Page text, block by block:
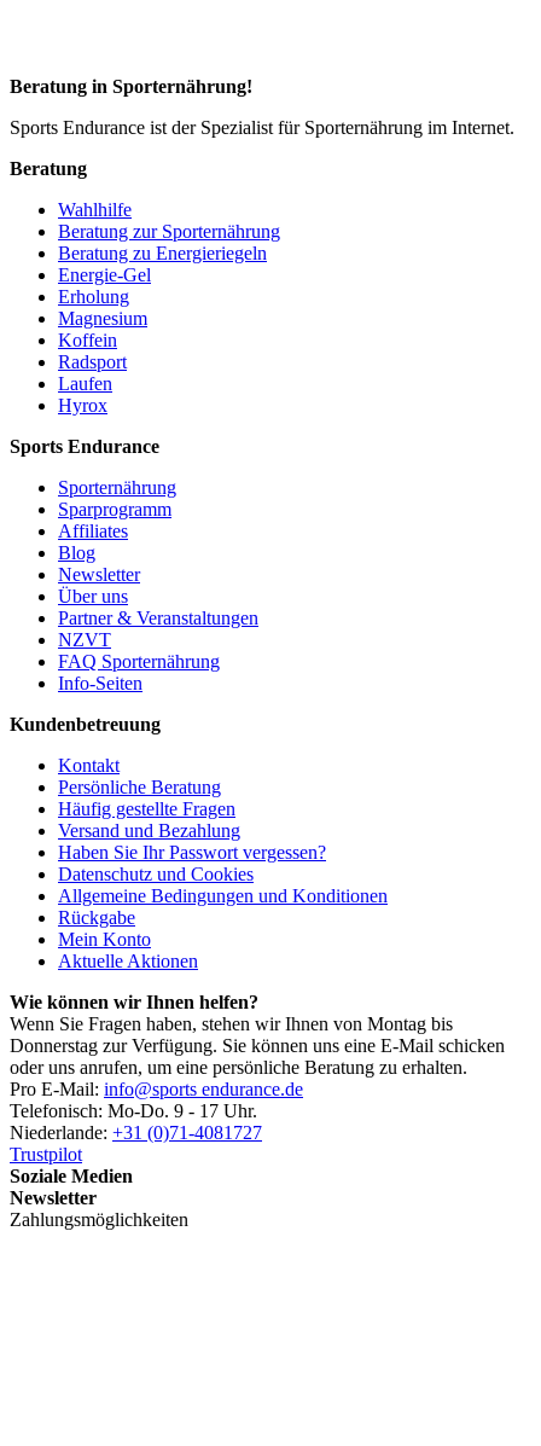
Beratung in Sporternährung!
Sports Endurance ist der Spezialist für Sporternährung im Internet.
Beratung
Wahlhilfe
Beratung zur Sporternährung
Beratung zu Energieriegeln
Energie-Gel
Erholung
Magnesium
Koffein
Radsport
Laufen
Hyrox
Sports Endurance
Sporternährung
Sparprogramm
Affiliates
Blog
Newsletter
Über uns
Partner & Veranstaltungen
NZVT
FAQ Sporternährung
Info-Seiten
Kundenbetreuung
Kontakt
Persönliche Beratung
Häufig gestellte Fragen
Versand und Bezahlung
Haben Sie Ihr Passwort vergessen?
Datenschutz und Cookies
Allgemeine Bedingungen und Konditionen
Rückgabe
Mein Konto
Aktuelle Aktionen
Wie können wir Ihnen helfen?
Wenn Sie Fragen haben, stehen wir Ihnen von Montag bis
Donnerstag zur Verfügung. Sie können uns eine E-Mail schicken
oder uns anrufen, um eine persönliche Beratung zu erhalten.
Pro E-Mail: info@sports endurance.de
Telefonisch: Mo-Do. 9 - 17 Uhr.
Niederlande: +31 (0)71-4081727
Trustpilot
Soziale Medien
Newsletter
Zahlungsmöglichkeiten